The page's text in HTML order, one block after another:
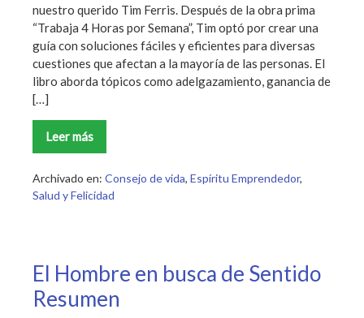
nuestro querido Tim Ferris. Después de la obra prima
“Trabaja 4 Horas por Semana”, Tim optó por crear una
guía con soluciones fáciles y eficientes para diversas
cuestiones que afectan a la mayoría de las personas. El
libro aborda tópicos como adelgazamiento, ganancia de
[…]
Leer más
4
Horas
el
cuerpo
Resumen
Archivado en: Consejo de vida, Espíritu Emprendedor,
Salud y Felicidad
El Hombre en busca de Sentido
Resumen